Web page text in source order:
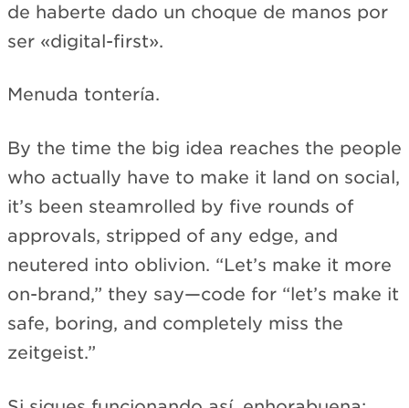
de haberte dado un choque de manos por
ser «digital-first».
Menuda tontería.
By the time the big idea reaches the people
who actually have to make it land on social,
it’s been steamrolled by five rounds of
approvals, stripped of any edge, and
neutered into oblivion. “Let’s make it more
on-brand,” they say—code for “let’s make it
safe, boring, and completely miss the
zeitgeist.”